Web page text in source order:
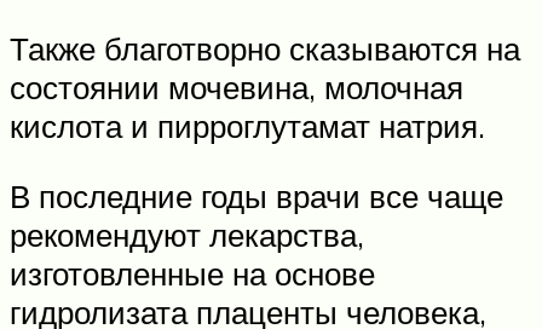
Также благотворно сказываются на
состоянии мочевина, молочная
кислота и пирроглутамат натрия.
В последние годы врачи все чаще
рекомендуют лекарства,
изготовленные на основе
гидролизата плаценты человека,